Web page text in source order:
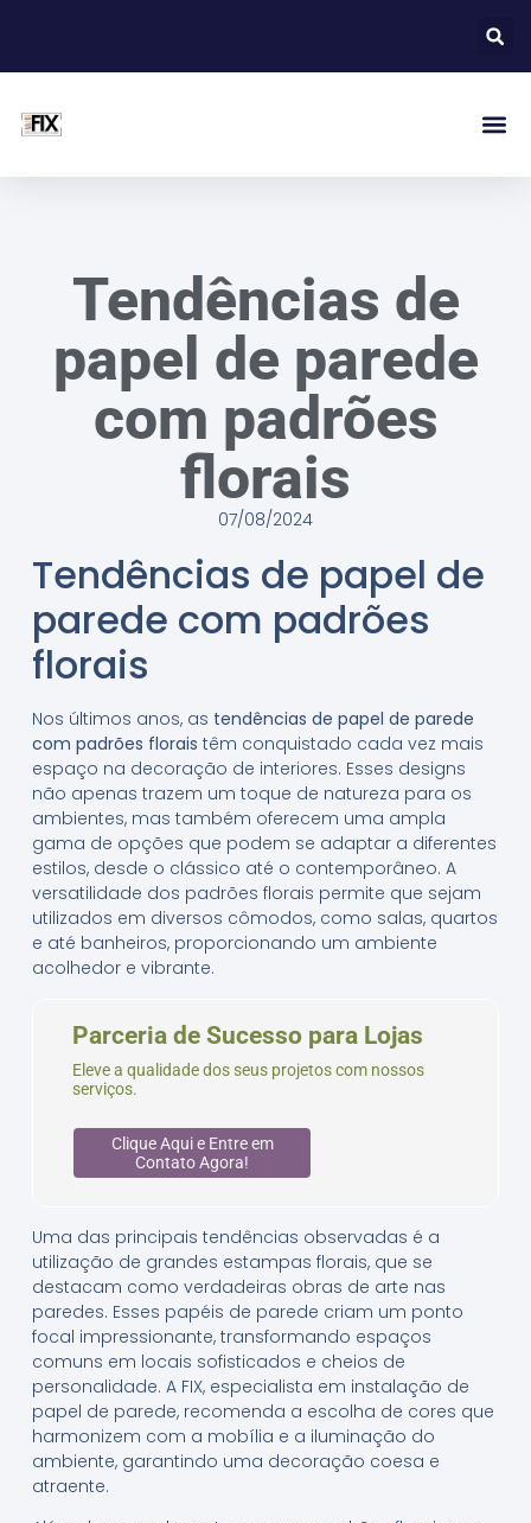
Tendências de
papel de parede
com padrões
florais
07/08/2024
Tendências de papel de
parede com padrões
florais
Nos últimos anos, as tendências de papel de parede
com padrões florais têm conquistado cada vez mais
espaço na decoração de interiores. Esses designs
não apenas trazem um toque de natureza para os
ambientes, mas também oferecem uma ampla
gama de opções que podem se adaptar a diferentes
estilos, desde o clássico até o contemporâneo. A
versatilidade dos padrões florais permite que sejam
utilizados em diversos cômodos, como salas, quartos
e até banheiros, proporcionando um ambiente
acolhedor e vibrante.
Parceria de Sucesso para Lojas
Eleve a qualidade dos seus projetos com nossos
serviços.
Clique Aqui e Entre em
Contato Agora!
Uma das principais tendências observadas é a
utilização de grandes estampas florais, que se
destacam como verdadeiras obras de arte nas
paredes. Esses papéis de parede criam um ponto
focal impressionante, transformando espaços
comuns em locais sofisticados e cheios de
personalidade. A FIX, especialista em instalação de
papel de parede, recomenda a escolha de cores que
harmonizem com a mobília e a iluminação do
ambiente, garantindo uma decoração coesa e
atraente.